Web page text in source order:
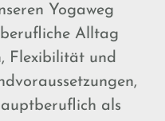
Yogaweg
Alltag
Flexibilität und
als